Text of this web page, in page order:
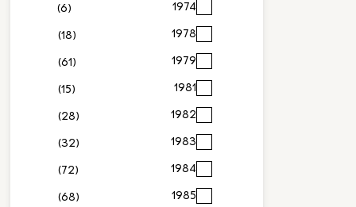
1974
(6)
1978
(18)
1979
(61)
1981
(15)
1982
(28)
1983
(32)
1984
(72)
1985
(68)